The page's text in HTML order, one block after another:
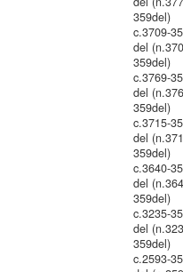
359del)
c.3709-
del
359del)
c.3769-
del
359del)
c.3715-
del
359del)
c.3640-
del
359del)
c.3235-
del
359del)
c.2593-